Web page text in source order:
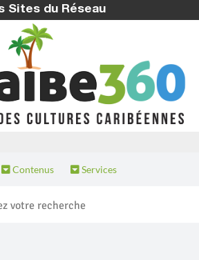
Sites du Réseau
Contenus Services